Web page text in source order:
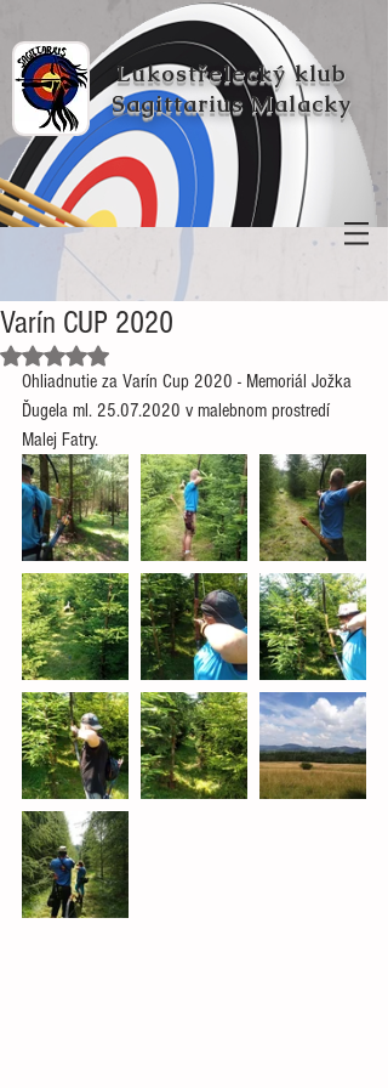
Lukostřelecký klub
Sagittarius Malacky
Varín CUP 2020
Hodnoceno NaN z 5 hvězdiček.
Ohliadnutie za Varín Cup 2020 - Memoriál Jožka
Ďugela ml. 25.07.2020 v malebnom prostredí
Malej Fatry.